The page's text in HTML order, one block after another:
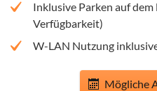
Inklusive Parken auf
Verfügbarkeit)
W-LAN Nutzung
Mögliche